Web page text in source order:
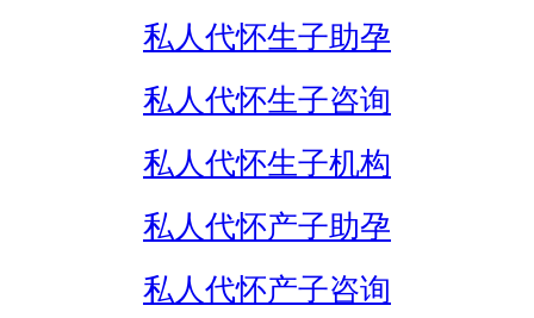
私人代怀生子助孕
私人代怀生子咨询
私人代怀生子机构
私人代怀产子助孕
私人代怀产子咨询